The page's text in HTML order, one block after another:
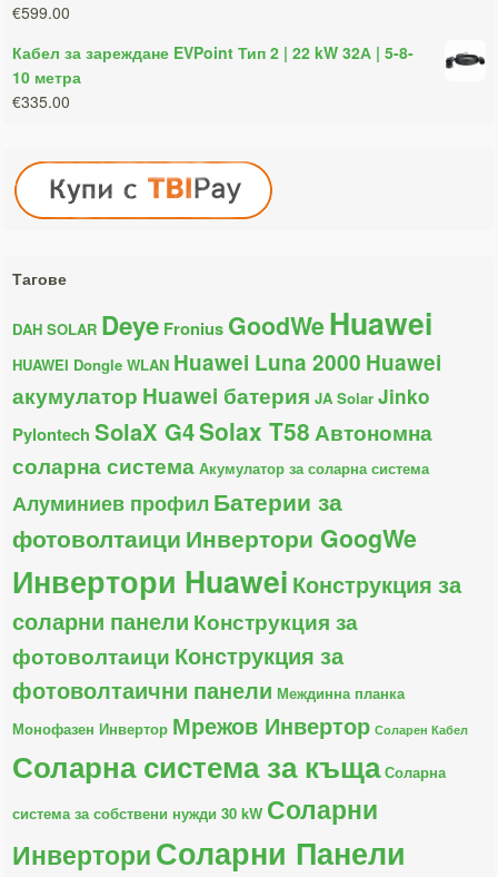
€599.00
Кабел за зареждане EVPoint Тип 2 | 22 kW 32А | 5-8-
10 метра
€335.00
Тагове
DAH SOLAR Deye Fronius GoodWeHuawei
HUAWEI Dongle WLAN Huawei Luna 2000 Huawei
акумулатор Huawei батерия JA Solar Jinko
Pylontech SolaX G4Solax T58 Автономна
соларна система Акумулатор за соларна система
Алуминиев профилБатерии за
фотоволтаици Инвертори GoogWe
Инвертори Huawei Конструкция за
соларни панели Конструкция за
фотоволтаици Конструкция за
фотоволтаични панели Междинна планка
Монофазен Инвертор Мрежов Инвертор Соларен Кабел
Соларна система за къща Соларна
система за собствени нужди 30 kW Соларни
ИнверториСоларни Панели